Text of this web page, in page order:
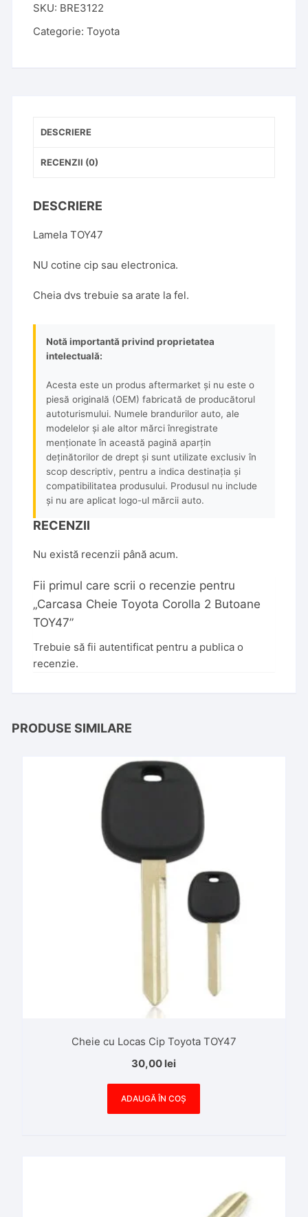
Toyota
Corolla
SKU: BRE3122
Categorie:Toyota
DESCRIERE
RECENZII (0)
DESCRIERE
Lamela TOY47
NU cotine cip sau electronica.
Cheia dvs trebuie sa arate la fel.
Notă importantă privind proprietatea
intelectuală:
Acesta este un produs aftermarket și nu este o
piesă originală (OEM) fabricată de producătorul
autoturismului. Numele brandurilor auto, ale
modelelor și ale altor mărci înregistrate
menționate în această pagină aparțin
deținătorilor de drept și sunt utilizate exclusiv în
scop descriptiv, pentru a indica destinația și
compatibilitatea produsului. Produsul nu include
și nu are aplicat logo-ul mărcii auto.
RECENZII
Nu există recenzii până acum.
Fii primul care scrii o recenzie pentru
„Carcasa Cheie Toyota Corolla 2 Butoane
TOY47”
Trebuie să fiiautentificat pentru a publica o
recenzie.
PRODUSE SIMILARE
Cheie cu Locas Cip Toyota TOY47
30,00 lei
ADAUGĂ ÎN COȘ